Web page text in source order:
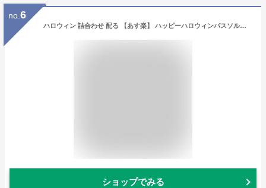
no. 6
ハロウィン 詰合わせ 配る 【あす楽】 ハッピーハロウィンバスソルト 入浴剤 ハロウィン 個包装 詰め合わせ 業務用 子供会 即納 販促品 入浴剤 200円 人気 200円台 敬老会 プレゼント イベント バスソルト 入浴料 セール sal
ショップでみる